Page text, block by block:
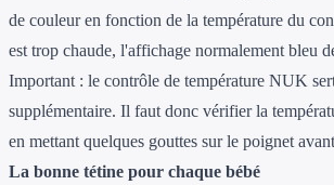
de couleur en fonction de la température du
est trop chaude, l'affichage normalement bleu
Important : le contrôle de température NUK
supplémentaire. Il faut donc vérifier la
en mettant quelques gouttes sur le poignet
La bonne tétine pour chaque bébé